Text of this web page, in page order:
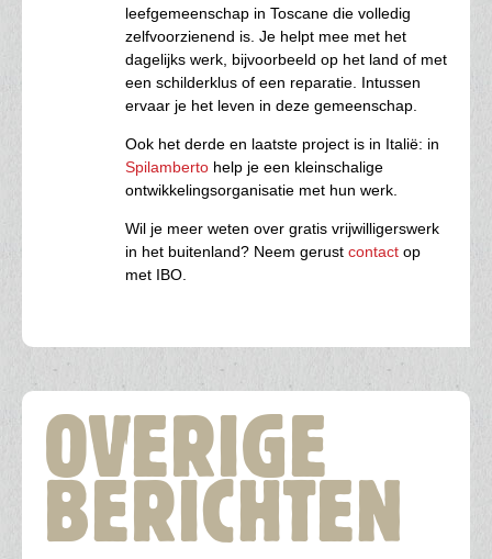
leefgemeenschap in Toscane die volledig
zelfvoorzienend is. Je helpt mee met het
dagelijks werk, bijvoorbeeld op het land of met
een schilderklus of een reparatie. Intussen
ervaar je het leven in deze gemeenschap.
Ook het derde en laatste project is in Italië: in
Spilamberto help je een kleinschalige
ontwikkelingsorganisatie met hun werk.
Wil je meer weten over gratis vrijwilligerswerk
in het buitenland? Neem gerust contact op
met IBO.
OVERIGE
BERICHTEN